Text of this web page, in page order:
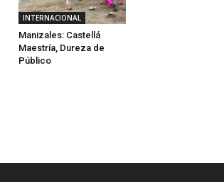
INTERNACIONAL
Manizales: Castellá
Maestría, Dureza de
Público